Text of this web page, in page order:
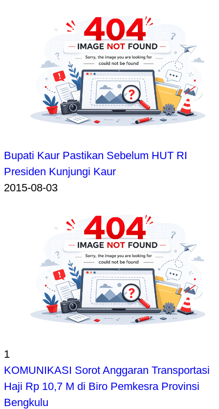
Bupati Kaur Pastikan Sebelum HUT RI
Presiden Kunjungi Kaur
2015-08-03
1
KOMUNIKASI Sorot Anggaran Transportasi
Haji Rp 10,7 M di Biro Pemkesra Provinsi
Bengkulu